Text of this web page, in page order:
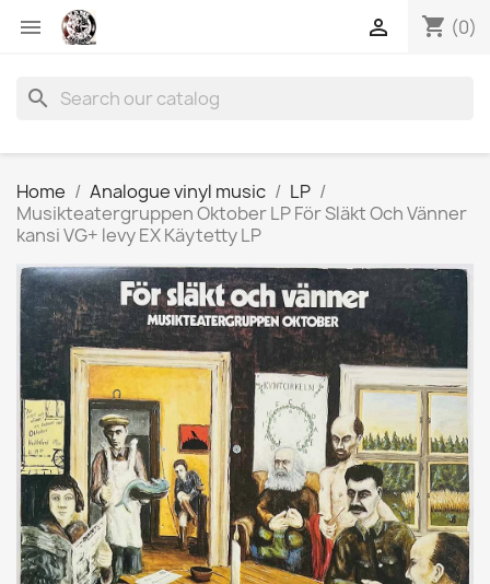
 shopping_cart (0)

search
Home Analogue vinyl music
LP
Musikteatergruppen Oktober LP För Släkt Och Vänner
kansi VG+ levy EX Käytetty LP